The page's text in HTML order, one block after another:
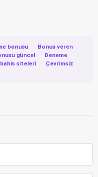
bonusu ·
Bonus veren
güncel ·
Deneme
siteleri ·
Çevrimsiz